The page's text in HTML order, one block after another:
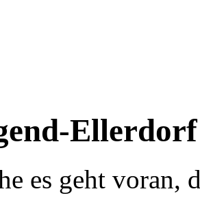
Ellerdorf
es geht